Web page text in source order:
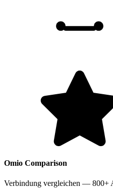
Omio Comparison
Verbindung vergleichen — 800+